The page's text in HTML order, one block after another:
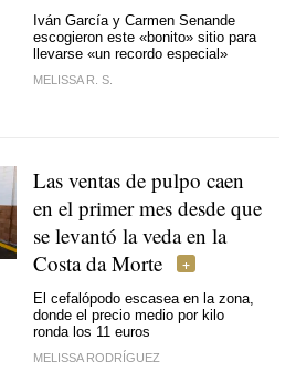
Iván García y Carmen Senande
escogieron este «bonito» sitio para
llevarse «un recordo especial»
MELISSA R. S.
Las ventas de pulpo caen
en el primer mes desde que
se levantó la veda en la
Costa da Morte
El cefalópodo escasea en la zona,
donde el precio medio por kilo
ronda los 11 euros
MELISSA RODRÍGUEZ